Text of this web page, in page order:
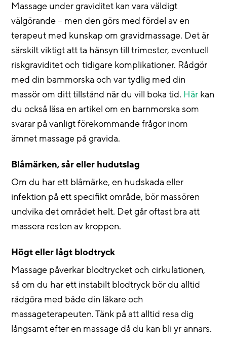
Massage under graviditet kan vara väldigt
välgörande – men den görs med fördel av en
terapeut med kunskap om gravidmassage. Det är
särskilt viktigt att ta hänsyn till trimester, eventuell
riskgraviditet och tidigare komplikationer. Rådgör
med din barnmorska och var tydlig med din
massör om ditt tillstånd när du vill boka tid. Här kan
du också läsa en artikel om en barnmorska som
svarar på vanligt förekommande frågor inom
ämnet massage på gravida.
Blåmärken, sår eller hudutslag
Om du har ett blåmärke, en hudskada eller
infektion på ett specifikt område, bör massören
undvika det området helt. Det går oftast bra att
massera resten av kroppen.
Högt eller lågt blodtryck
Massage påverkar blodtrycket och cirkulationen,
så om du har ett instabilt blodtryck bör du alltid
rådgöra med både din läkare och
massageterapeuten. Tänk på att alltid resa dig
långsamt efter en massage då du kan bli yr annars.